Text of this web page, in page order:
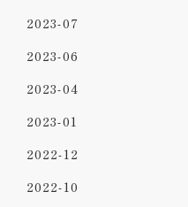
2023-07
2023-06
2023-04
2023-01
2022-12
2022-10